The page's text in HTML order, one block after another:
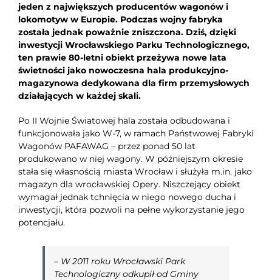
jeden z największych producentów wagonów i
lokomotyw w Europie. Podczas wojny fabryka
została jednak poważnie zniszczona. Dziś, dzięki
inwestycji Wrocławskiego Parku Technologicznego,
ten prawie 80-letni obiekt przeżywa nowe lata
świetności jako nowoczesna hala produkcyjno-
magazynowa dedykowana dla firm przemysłowych
działających w każdej skali.
Po II Wojnie Światowej hala została odbudowana i
funkcjonowała jako W-7, w ramach Państwowej Fabryki
Wagonów PAFAWAG – przez ponad 50 lat
produkowano w niej wagony. W późniejszym okresie
stała się własnością miasta Wrocław i służyła m.in. jako
magazyn dla wrocławskiej Opery. Niszczejący obiekt
wymagał jednak tchnięcia w niego nowego ducha i
inwestycji, która pozwoli na pełne wykorzystanie jego
potencjału.
– W 2011 roku Wrocławski Park
Technologiczny odkupił od Gminy